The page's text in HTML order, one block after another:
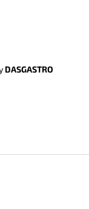
DASGASTRO